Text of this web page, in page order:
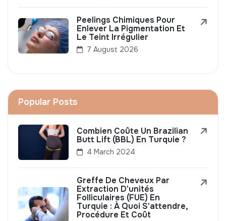
Peelings Chimiques Pour
Enlever La Pigmentation Et
Le Teint Irrégulier
7 August 2026
Popular Posts
Combien Coûte Un Brazilian
Butt Lift (BBL) En Turquie ?
4 March 2024
Greffe De Cheveux Par
Extraction D'unités
Folliculaires (FUE) En
Turquie : À Quoi S'attendre,
Procédure Et Coût